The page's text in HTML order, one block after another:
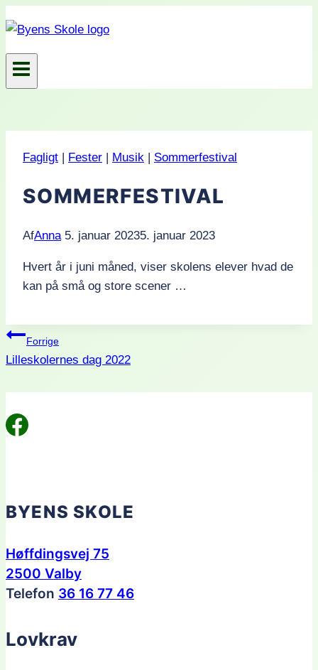
til
indhold
Fagligt Fester Musik Sommerfestival
SOMMERFESTIVAL
AfAnna 5. januar 20235. januar 2023
Hvert år i juni måned, viser skolens elever hvad de
kan på små og store scener …
Indlægsnavigation
Forrige
Lilleskolernes dag 2022
BYENS SKOLE
Høffdingsvej 75
2500 Valby
Telefon 36 16 77 46
Lovkrav